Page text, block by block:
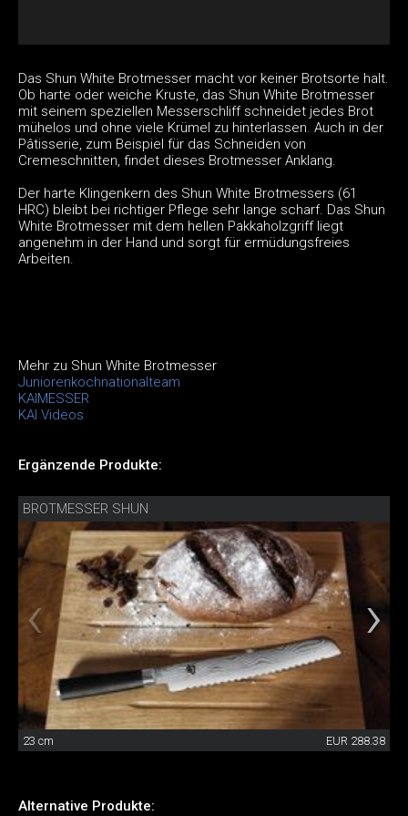
Das Shun White Brotmesser macht vor keiner Brotsorte halt.
Ob harte oder weiche Kruste, das Shun White Brotmesser
mit seinem speziellen Messerschliff schneidet jedes Brot
mühelos und ohne viele Krümel zu hinterlassen. Auch in der
Pâtisserie, zum Beispiel für das Schneiden von
Cremeschnitten, findet dieses Brotmesser Anklang.
Der harte Klingenkern des Shun White Brotmessers (61
HRC) bleibt bei richtiger Pflege sehr lange scharf. Das Shun
White Brotmesser mit dem hellen Pakkaholzgriff liegt
angenehm in der Hand und sorgt für ermüdungsfreies
Arbeiten.
Mehr zu Shun White Brotmesser
Juniorenkochnationalteam
KAIMESSER
KAI Videos
Ergänzende Produkte:
BROTMESSER SHUN
23 cm EUR 288.38
Alternative Produkte: